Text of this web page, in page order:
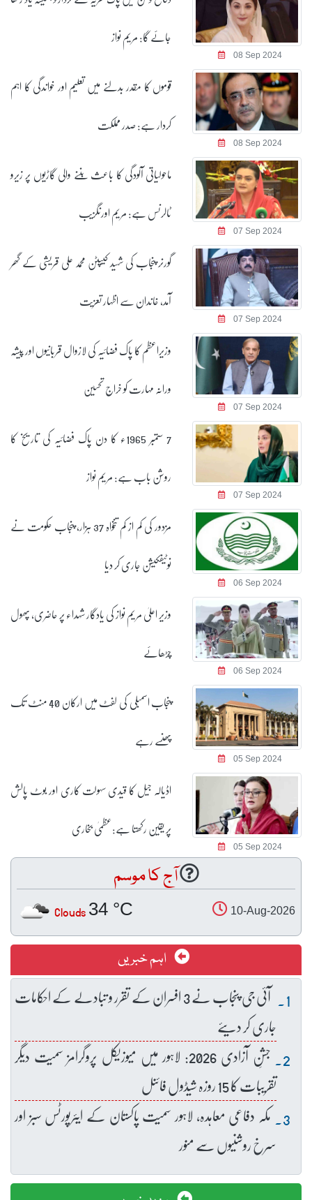
08 Sep 2024
جائے گا: مریم نواز
08 Sep 2024
قوموں کا مقدر بدلنے میں تعلیم اور خواندگی کا اہم
کردار ہے: صدر مملکت
07 Sep 2024
ماحولیاتی آلودگی کا باعث بننے والی گاڑیوں پر زیرو
ٹالرنس ہے: مریم اورنگزیب
07 Sep 2024
گورنر پنجاب کی شہید کیپٹن محمد علی قریشی کے گھر
آمد، خاندان سے اظہار تعزیت
07 Sep 2024
وزیراعظم کا پاک فضائیہ کی لازوال قربانیوں اور پیشہ
ورانہ مہارت کو خراج تحسین
07 Sep 2024
7 ستمبر 1965ء کا دن پاک فضائیہ کی تاریخ کا
روشن باب ہے: مریم نواز
06 Sep 2024
مزدور کی کم از کم تنخواہ 37 ہزار، پنجاب حکومت نے
نوٹیفکیشن جاری کر دیا
06 Sep 2024
وزیر اعلیٰ مریم نواز کی یادگار شہداء پر حاضری، پھول
چڑھائے
05 Sep 2024
پنجاب اسمبلی کی لفٹ میں ارکان 40 منٹ تک
پھنسے رہے
05 Sep 2024
اڈیالہ جیل کا قیدی سہولت کاری اور بوٹ پالش
پر یقین رکھتا ہے:عظمیٰ بخاری
آج کا موسم
10-Aug-2026
34 °C
Clouds
اہم خبریں
آئی جی پنجاب نے 3 افسران کے تقرر و تبادلے کے احکامات
جاری کر دیئے
جشنِ آزادی 2026: لاہور میں میوزیکل پروگرامز سمیت دیگر
تقریبات کا 15 روزہ شیڈول فائنل
مکہ دفاعی معاہدہ، لاہور سمیت پاکستان کے ایئرپورٹس سبز اور
سرخ روشنیوں سے منور